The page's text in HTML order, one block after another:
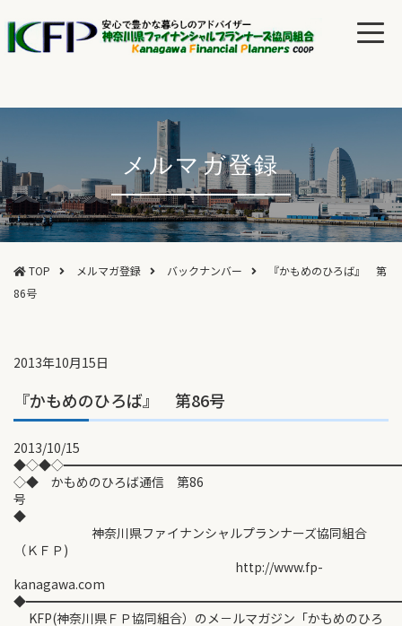
メルマガ登録
TOP メルマガ登録 バックナンバー
『かもめのひろば』 第
86号
2013年10月15日
『かもめのひろば』 第86号
2013/10/15
◇◆ かもめのひろば通信 第86
号
◆
神奈川県ファイナンシャルプランナーズ協同組合
（ＫＦＰ)
http://www.fp-
kanagawa.com
KFP(神奈川県ＦＰ協同組合）のメ－ルマガジン「かもめのひろ